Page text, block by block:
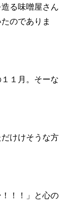
る味噌屋さん
のでありま
１月。そーな
けけそうな方
！！」と心の